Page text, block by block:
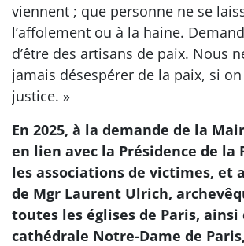
viennent ; que personne ne se
l’affolement ou à la haine.
d’être des artisans de paix. Nous
jamais désespérer de la paix, si
justice. »
En 2025, à la demande de la
en lien avec la Présidence de la
les associations de victimes, et
de Mgr Laurent Ulrich,
toutes les églises de Paris, ainsi
cathédrale Notre-Dame de